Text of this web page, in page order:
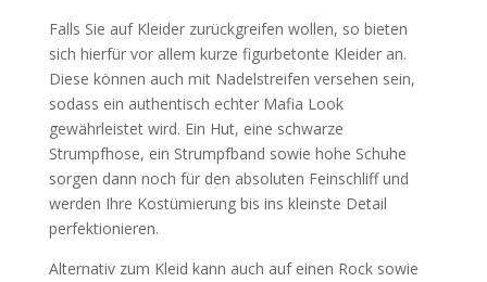
Falls Sie auf Kleider zurückgreifen wollen, so bieten
sich hierfür vor allem kurze figurbetonte Kleider an.
Diese können auch mit Nadelstreifen versehen sein,
sodass ein authentisch echter Mafia Look
gewährleistet wird. Ein Hut, eine schwarze
Strumpfhose, ein Strumpfband sowie hohe Schuhe
sorgen dann noch für den absoluten Feinschliff und
werden Ihre Kostümierung bis ins kleinste Detail
perfektionieren.
Alternativ zum Kleid kann auch auf einen Rock sowie